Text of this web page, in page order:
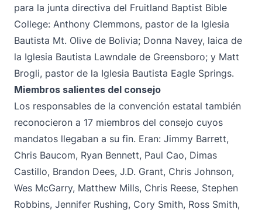
para la junta directiva del Fruitland Baptist Bible
College: Anthony Clemmons, pastor de la Iglesia
Bautista Mt. Olive de Bolivia; Donna Navey, laica de
la Iglesia Bautista Lawndale de Greensboro; y Matt
Brogli, pastor de la Iglesia Bautista Eagle Springs.
Miembros salientes del consejo
Los responsables de la convención estatal también
reconocieron a 17 miembros del consejo cuyos
mandatos llegaban a su fin. Eran: Jimmy Barrett,
Chris Baucom, Ryan Bennett, Paul Cao, Dimas
Castillo, Brandon Dees, J.D. Grant, Chris Johnson,
Wes McGarry, Matthew Mills, Chris Reese, Stephen
Robbins, Jennifer Rushing, Cory Smith, Ross Smith,